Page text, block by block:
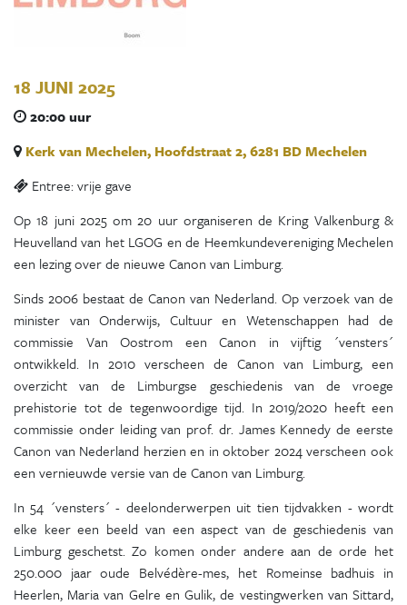
18 JUNI 2025
20:00 uur
Kerk van Mechelen, Hoofdstraat 2, 6281 BD Mechelen
Entree: vrije gave
Op 18 juni 2025 om 20 uur organiseren de Kring Valkenburg &
Heuvelland van het LGOG en de Heemkundevereniging Mechelen
een lezing over de nieuwe Canon van Limburg.
Sinds 2006 bestaat de Canon van Nederland. Op verzoek van de
minister van Onderwijs, Cultuur en Wetenschappen had de
commissie Van Oostrom een Canon in vijftig ´vensters´
ontwikkeld. In 2010 verscheen de Canon van Limburg, een
overzicht van de Limburgse geschiedenis van de vroege
prehistorie tot de tegenwoordige tijd. In 2019/2020 heeft een
commissie onder leiding van prof. dr. James Kennedy de eerste
Canon van Nederland herzien en in oktober 2024 verscheen ook
een vernieuwde versie van de Canon van Limburg.
In 54 ´vensters´ - deelonderwerpen uit tien tijdvakken - wordt
elke keer een beeld van een aspect van de geschiedenis van
Limburg geschetst. Zo komen onder andere aan de orde het
250.000 jaar oude Belvédère-mes, het Romeinse badhuis in
Heerlen, Maria van Gelre en Gulik, de vestingwerken van Sittard,